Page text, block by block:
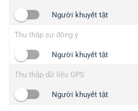
2no.co
yip.su
iplogger.info
Người khuyết tật
Thu thập sự đồng ý
Người khuyết tật
Thu thập dữ liệu GPS
Người khuyết tật